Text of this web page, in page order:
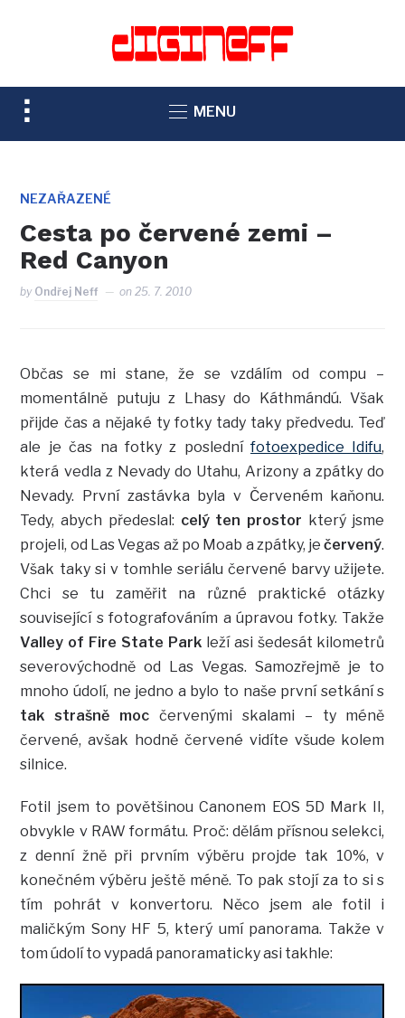
TOGGLE
SIDEBAR
NAVIGATION
MENU
NEZAŘAZENÉ
Cesta po červené zemi –
Red Canyon
by Ondřej Neff on25. 7. 2010
Občas se mi stane, že se vzdálím od compu –
momentálně putuju z Lhasy do Káthmándú. Však
přijde čas a nějaké ty fotky tady taky předvedu. Teď
ale je čas na fotky z poslednífotoexpedice Idifu,
která vedla z Nevady do Utahu, Arizony a zpátky do
Nevady. První zastávka byla v Červeném kaňonu.
Tedy, abych předeslal: celý ten prostor který jsme
projeli, od Las Vegas až po Moab a zpátky, ječervený.
Však taky si v tomhle seriálu červené barvy užijete.
Chci se tu zaměřit na různé praktické otázky
související s fotografováním a úpravou fotky. Takže
Valley of Fire State Parkleží asi šedesát kilometrů
severovýchodně od Las Vegas. Samozřejmě je to
mnoho údolí, ne jedno a bylo to naše první setkání s
tak strašně moc červenými skalami – ty méně
červené, avšak hodně červené vidíte všude kolem
silnice.
Fotil jsem to povětšinou Canonem EOS 5D Mark II,
obvykle v RAW formátu. Proč: dělám přísnou selekci,
z denní žně při prvním výběru projde tak 10%, v
konečném výběru ještě méně. To pak stojí za to si s
tím pohrát v konvertoru. Něco jsem ale fotil i
maličkým Sony HF 5, který umí panorama. Takže v
tom údolí to vypadá panoramaticky asi takhle: